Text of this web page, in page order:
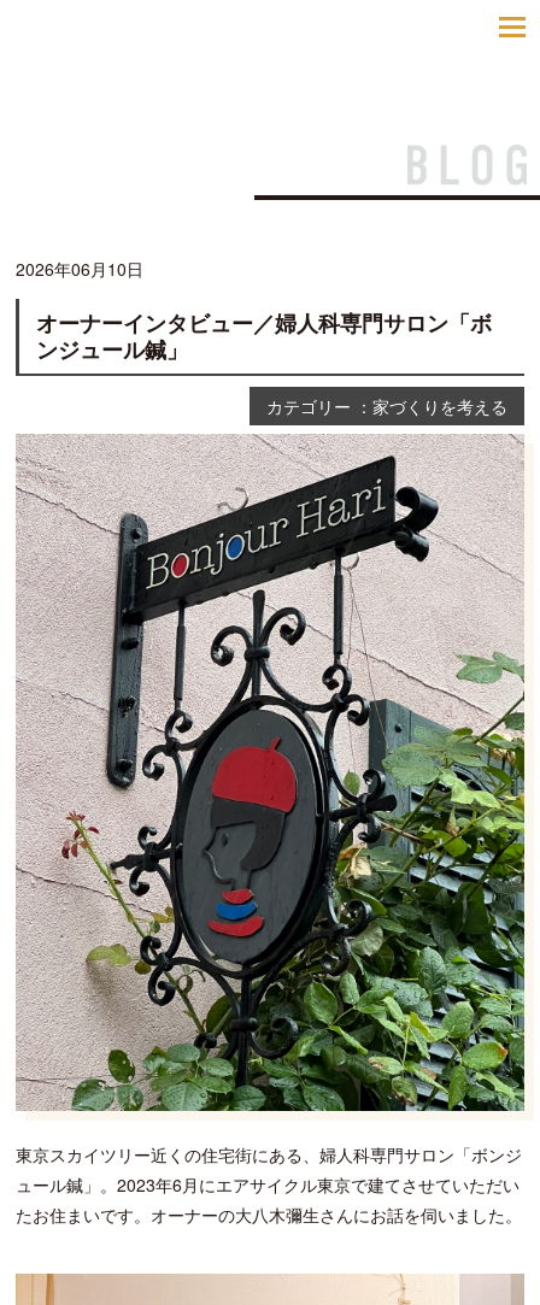
toggle
navigation
2026年06月10日
オーナーインタビュー／婦人科専門サロン「ボ
ンジュール鍼」
カテゴリー ：家づくりを考える
東京スカイツリー近くの住宅街にある、婦人科専門サロン「ボンジ
ュール鍼」。2023年6月にエアサイクル東京で建てさせていただい
たお住まいです。オーナーの大八木彌生さんにお話を伺いました。